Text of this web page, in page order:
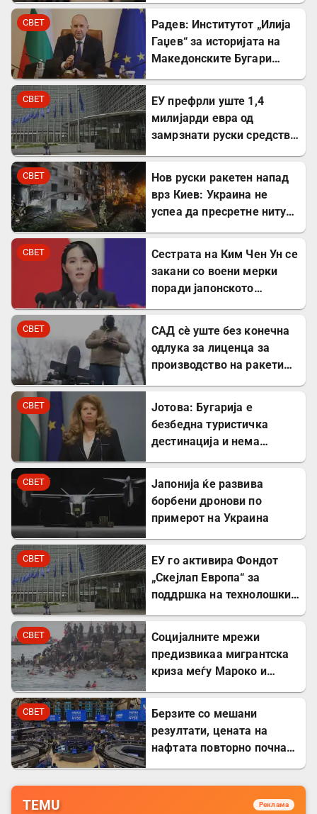
СВЕТ
Радев: Институтот „Илија
Гаџев“ за историјата на
Македонските Бугари
СВЕТ
ЕУ префрли уште 1,4
милијарди евра од
замрзнати руски средства
СВЕТ
Нов руски ракетен напад
врз Киев: Украина не
успеа да пресретне ниту
СВЕТ
Сестрата на Ким Чен Ун се
закани со воени мерки
поради јапонското
СВЕТ
САД сè уште без конечна
одлука за лиценца за
производство на ракети
СВЕТ
Јотова: Бугарија е
безбедна туристичка
дестинација и нема
СВЕТ
Јапонија ќе развива
борбени дронови по
примерот на Украина
СВЕТ
ЕУ го активира Фондот
„Скејлап Европа“ за
поддршка на технолошки
СВЕТ
Социјалните мрежи
предизвикаа мигрантска
криза меѓу Мароко и
СВЕТ
Берзите со мешани
резултати, цената на
нафтата повторно почна
TEMU Реклама